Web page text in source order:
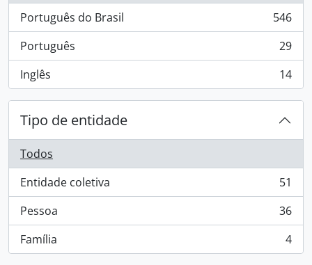
Português do Brasil
, 546 resultados
546
Português
, 29 resultados
29
Inglês
, 14 resultados 14
Tipo de entidade
Todos
Entidade coletiva
, 51 resultados
51
Pessoa
, 36 resultados
36
Família
, 4 resultados 4